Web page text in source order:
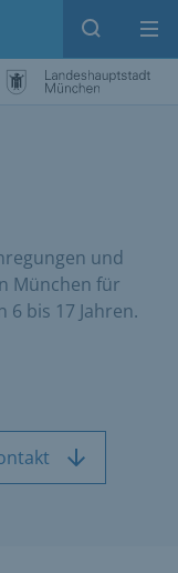
Suche
und
München für
6 bis 17 Jahren.